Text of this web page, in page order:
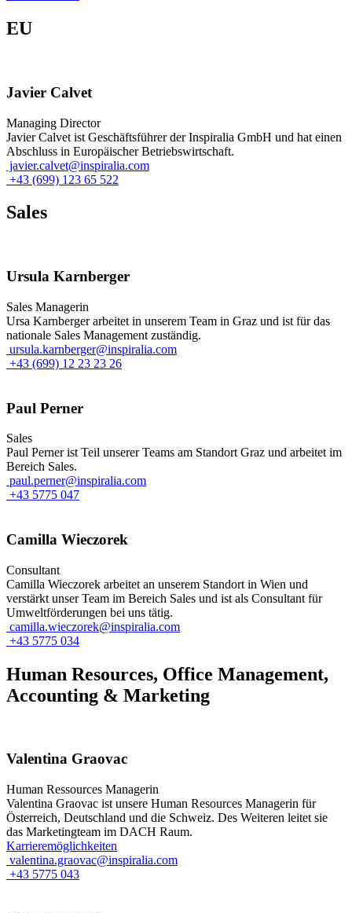
EU
Javier Calvet
Managing Director
Javier Calvet ist Geschäftsführer der Inspiralia GmbH und hat einen
Abschluss in Europäischer Betriebswirtschaft.
javier.calvet@inspiralia.com
+43 (699) 123 65 522
Sales
Ursula Karnberger
Sales Managerin
Ursa Karnberger arbeitet in unserem Team in Graz und ist für das
nationale Sales Management zuständig.
ursula.karnberger@inspiralia.com
+43 (699) 12 23 23 26
Paul Perner
Sales
Paul Perner ist Teil unserer Teams am Standort Graz und arbeitet im
Bereich Sales.
paul.perner@inspiralia.com
+43 5775 047
Camilla Wieczorek
Consultant
Camilla Wieczorek arbeitet an unserem Standort in Wien und
verstärkt unser Team im Bereich Sales und ist als Consultant für
Umweltförderungen bei uns tätig.
camilla.wieczorek@inspiralia.com
+43 5775 034
Human Resources, Office Management,
Accounting & Marketing
Valentina Graovac
Human Ressources Managerin
Valentina Graovac ist unsere Human Resources Managerin für
Österreich, Deutschland und die Schweiz. Des Weiteren leitet sie
das Marketingteam im DACH Raum.
Karrieremöglichkeiten
valentina.graovac@inspiralia.com
+43 5775 043